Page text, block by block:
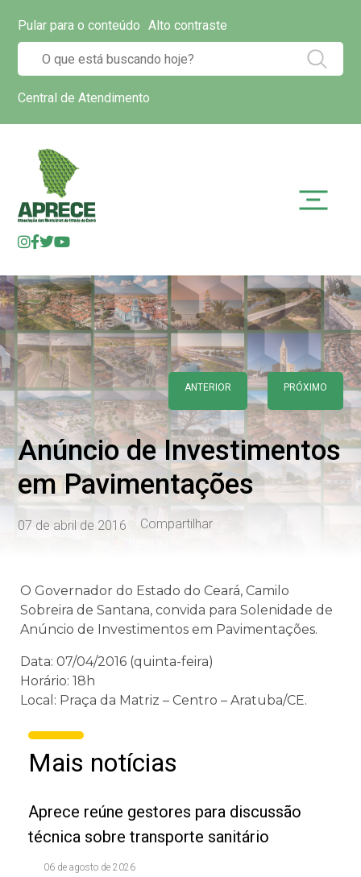
Pular para o conteúdo Alto contraste
Central de Atendimento
ANTERIOR PRÓXIMO
Anúncio de Investimentos
em Pavimentações
07 de abril de 2016 Compartilhar
O Governador do Estado do Ceará, Camilo
Sobreira de Santana, convida para Solenidade de
Anúncio de Investimentos em Pavimentações.
Data: 07/04/2016 (quinta-feira)
Horário: 18h
Local: Praça da Matriz – Centro – Aratuba/CE.
Mais notícias
Aprece reúne gestores para discussão
técnica sobre transporte sanitário
06 de agosto de 2026